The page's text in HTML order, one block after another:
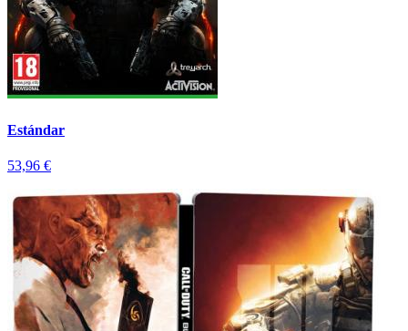
Estándar
53,96 €